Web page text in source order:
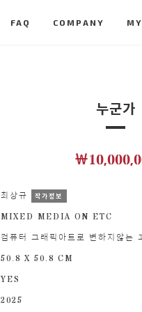
FAQ COMPANY
누군가
￦
최상규 작가정보
MIXED MEDIA ON ETC
컴퓨터 그래픽아트로 변하지않는
50.8 X 50.8 CM
YES
2025